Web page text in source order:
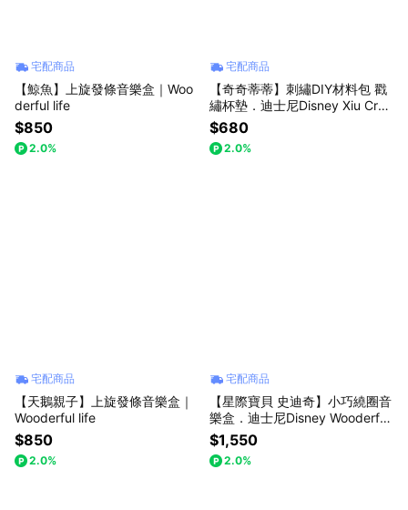
宅配商品
【鯨魚】上旋發條音樂盒｜Woo
derful life
$850
2.0%
宅配商品
【奇奇蒂蒂】刺繡DIY材料包 戳
繡杯墊．迪士尼Disney Xiu Craf
ts｜知音文創
$680
2.0%
宅配商品
【天鵝親子】上旋發條音樂盒｜
Wooderful life
$850
2.0%
宅配商品
【星際寶貝 史迪奇】小巧繞圈音
樂盒．迪士尼Disney Wooderful
life｜知音文創
$1,550
2.0%